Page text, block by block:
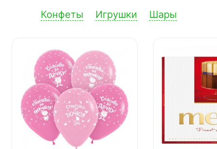
Конфеты Игрушки Шары